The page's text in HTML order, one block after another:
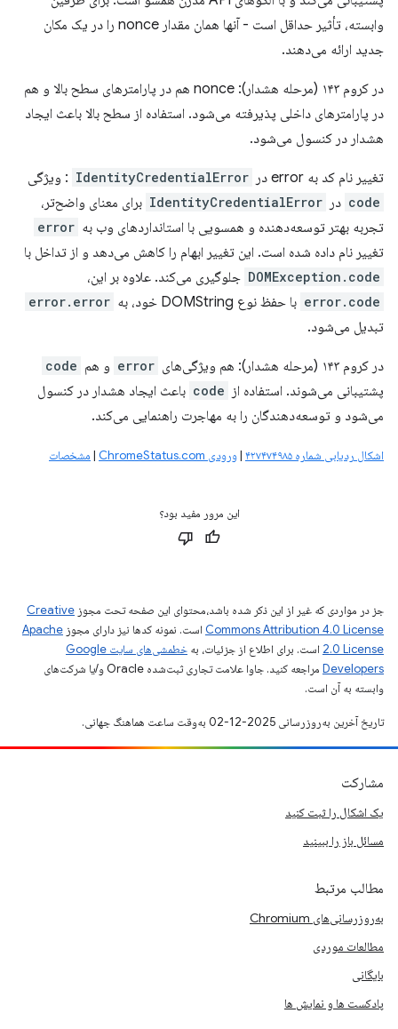
وابسته، تأثیر حداقل است - آنها همان مقدار nonce را در یک مکان
جدید ارائه می‌دهند.
در کروم ۱۴۳ (مرحله هشدار): nonce هم در پارامترهای سطح بالا و هم
در پارامترهای داخلی پذیرفته می‌شود. استفاده از سطح بالا باعث ایجاد
هشدار در کنسول می‌شود.
تغییر نام کد به error در IdentityCredentialError : ویژگی
code در IdentityCredentialError برای معنای واضح‌تر،
تجربه بهتر توسعه‌دهنده و همسویی با استانداردهای وب به error
تغییر نام داده شده است. این تغییر ابهام را کاهش می‌دهد و از تداخل با
DOMException.code جلوگیری می‌کند. علاوه بر این،
error.code با حفظ نوع DOMString خود، به error.error
تبدیل می‌شود.
در کروم ۱۴۳ (مرحله هشدار): هم ویژگی‌های error و هم code
پشتیبانی می‌شوند. استفاده از code باعث ایجاد هشدار در کنسول
می‌شود و توسعه‌دهندگان را به مهاجرت راهنمایی می‌کند.
اشکال ردیابی شماره ۴۲۷۴۷۴۹۸۵ |ورودی ChromeStatus.com | مشخصات
این مرور مفید بود؟
جز در مواردی که غیر از این ذکر شده باشد،‌محتوای این صفحه تحت مجوز Creative
Commons Attribution 4.0 License است. نمونه کدها نیز دارای مجوز Apache
2.0 License است. برای اطلاع از جزئیات، به
خطمشی‌های سایت Google
Developers‏
مراجعه کنید. جاوا علامت تجاری ثبت‌شده Oracle و/یا شرکت‌های
وابسته به آن است.
تاریخ آخرین به‌روزرسانی 2025-12-02 به‌وقت ساعت هماهنگ جهانی.
مشارکت
یک اشکال را ثبت کنید
مسائل باز را ببینید
مطالب مرتبط
به‌روزرسانی‌های Chromium
مطالعات موردی
بایگانی
پادکست ها و نمایش ها